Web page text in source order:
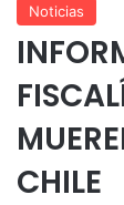
Noticias
CHILE